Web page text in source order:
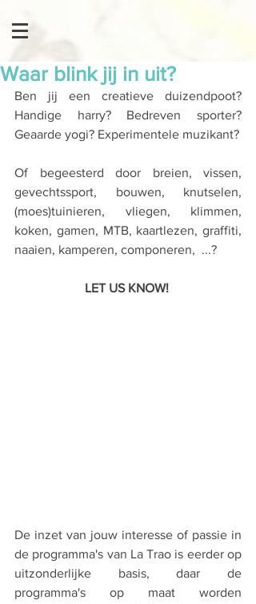
Waar blink jij in uit?
Ben jij een creatieve duizendpoot?
Handige harry? Bedreven sporter?
Geaarde yogi? Experimentele muzikant?
Of begeesterd door breien, vissen,
gevechtssport, bouwen, knutselen,
(moes)tuinieren, vliegen, klimmen,
koken, gamen, MTB, kaartlezen, graffiti,
naaien, kamperen, componeren,  ...?
LET US KNOW!
De inzet van jouw interesse of passie in
de programma's van La Trao is eerder op
uitzonderlijke basis, daar de
programma's op maat worden